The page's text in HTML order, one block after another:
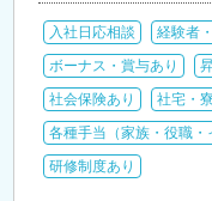
入社日応相談 経験者
ボーナス・賞与あり
社会保険あり
社宅・
各種手当（家族・役職・
研修制度あり